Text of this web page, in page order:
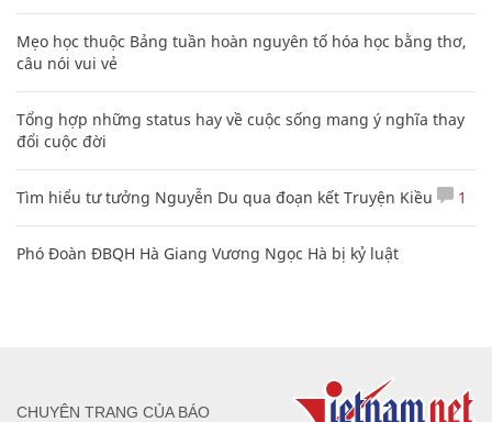
Mẹo học thuộc Bảng tuần hoàn nguyên tố hóa học bằng thơ,
câu nói vui vẻ
Tổng hợp những status hay về cuộc sống mang ý nghĩa thay
đổi cuộc đời
Tìm hiểu tư tưởng Nguyễn Du qua đoạn kết Truyện Kiều 1
Phó Đoàn ĐBQH Hà Giang Vương Ngọc Hà bị kỷ luật
CHUYÊN TRANG CỦA BÁO